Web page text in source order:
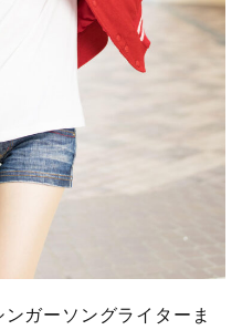
ガーソングライターま